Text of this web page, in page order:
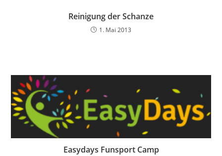
Reinigung der Schanze
1. Mai 2013
Easydays Funsport Camp